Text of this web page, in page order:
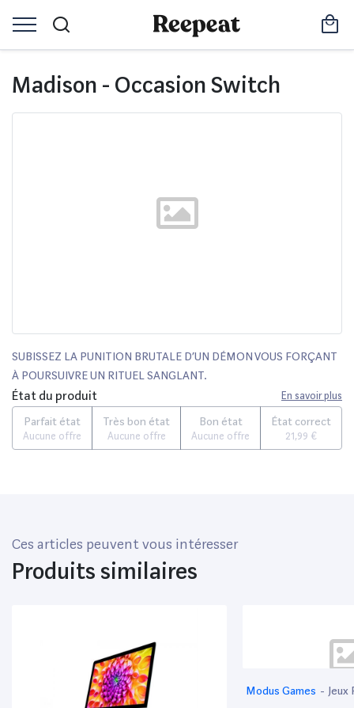
Madison - Occasion Switch
SUBISSEZ LA PUNITION BRUTALE D’UN DÉMON VOUS FORÇANT
À POURSUIVRE UN RITUEL SANGLANT.
État du produit En savoir plus
Parfait état
Aucune offre
Très bon état
Aucune offre
Bon état
Aucune offre
État correct
21,99 €
Ces articles peuvent vous intéresser
Produits similaires
Modus Games - Jeux